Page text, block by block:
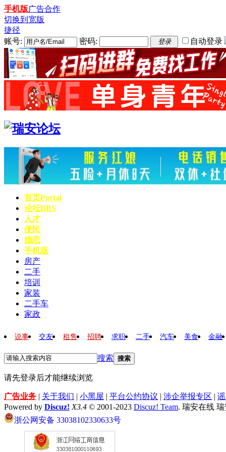
手机版广告合作
切换到宽版
捷径
账号:
密码: 登录 自动登录
首页Portal
论坛BBS
人才
便民
婚恋
手机版
房产
二手
培训
家装
二手车
家政
说事 交友 租售 招聘 求职 二手 汽车 美食 金融
搜索 搜索
请先登录后才能继续浏览
广告业务 | 关于我们 | 小黑屋 | 平台公约协议 | 涉企举报专区 |
Powered by Discuz! X3.4 © 2001-2023 Discuz! Team. 瑞安在线
浙公网安备 33038102330633号